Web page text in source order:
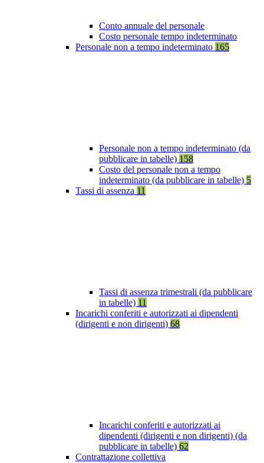
Conto annuale del personale
Costo personale tempo indeterminato
Personale non a tempo indeterminato 165
Personale non a tempo indeterminato (da
pubblicare in tabelle) 158
Costo del personale non a tempo
indeterminato (da pubblicare in tabelle) 5
Tassi di assenza 11
Tassi di assenza trimestrali (da pubblicare
in tabelle) 11
Incarichi conferiti e autorizzati ai dipendenti
(dirigenti e non dirigenti) 68
Incarichi conferiti e autorizzati ai
dipendenti (dirigenti e non dirigenti) (da
pubblicare in tabelle) 62
Contrattazione collettiva